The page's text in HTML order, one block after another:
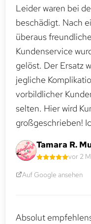
Leider waren bei
beschädigt. Nach
überaus
Kundenservice
gelöst. Der Ersatz
jegliche
vorbildlicher
selten. Hier wird
großgeschrieben!
Tamara R.
vor 2
Auf Google ansehen
Absolut